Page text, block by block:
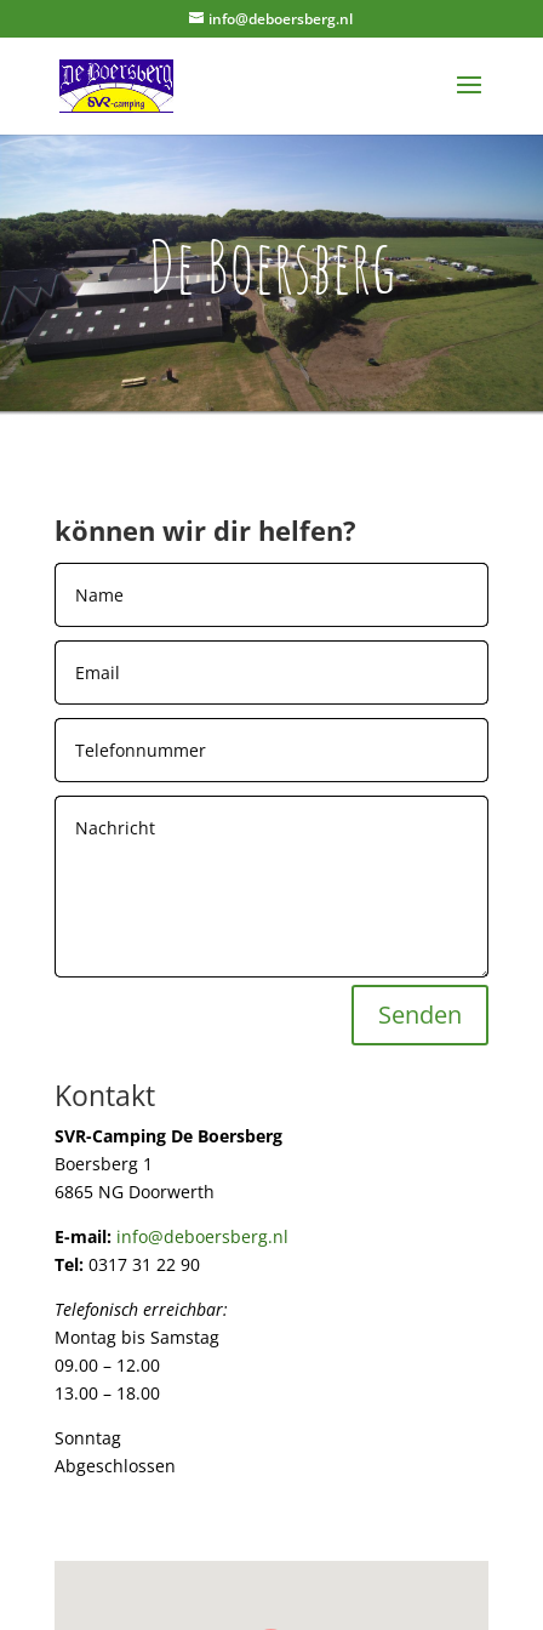
info@deboersberg.nl
De Boersberg
können wir dir helfen?
Senden
Kontakt
SVR-Camping De Boersberg
Boersberg 1
6865 NG Doorwerth
E-mail: info@deboersberg.nl
Tel:0317 31 22 90
Telefonisch erreichbar:
Montag bis Samstag
09.00 – 12.00
13.00 – 18.00
Sonntag
Abgeschlossen